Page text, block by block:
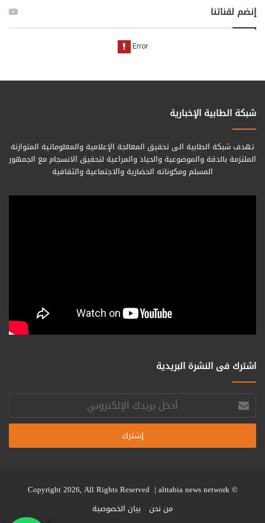
إنضم لقناتنا
شبكة الطابية الإخبارية
تهدف شبكة الطابية الى تحقيق المعالجة الإعلامية والمعلوماتية المتوازنة
الملتزمة بالدقة والموضوعية والحياد والمراعية لتحقيق الانسجام مع الجمهور
المسلم ومكوناته الحضارية والاجتماعية والثقافية
اشترك فى النشرة البريدية
أدخل
بريدك
الإلكتروني
© Copyright 2026, All Rights Reserved |
alttabia news network
من نحن
بيان الخصوصية